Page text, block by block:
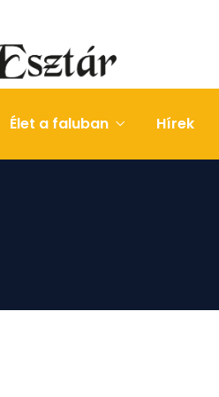
Élet a faluban Hírek